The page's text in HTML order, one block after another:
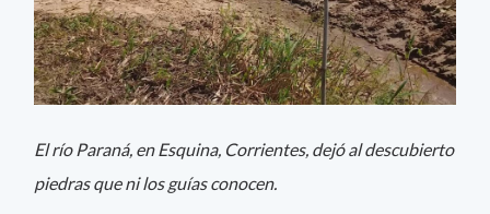
El río Paraná, en Esquina, Corrientes, dejó al descubierto
piedras que ni los guías conocen.